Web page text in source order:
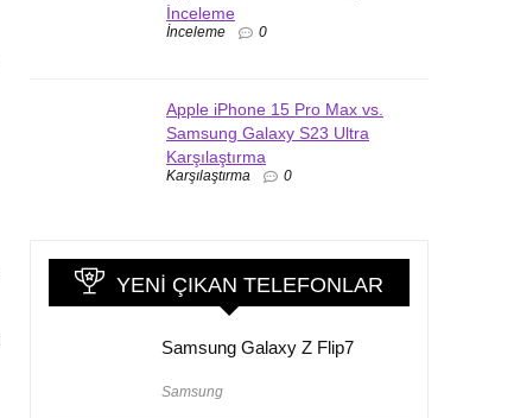
İnceleme
İnceleme 0
Apple iPhone 15 Pro Max vs.
Samsung Galaxy S23 Ultra
Karşılaştırma
Karşılaştırma 0
YENI ÇIKAN TELEFONLAR
Samsung Galaxy Z Flip7
Samsung